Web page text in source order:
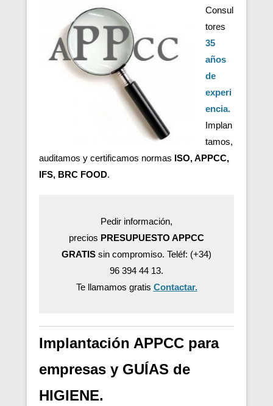
Consul
tores
35
años
de
experi
encia.
Implan
tamos,
auditamos y certificamos normas ISO, APPCC,
IFS, BRC FOOD.
Pedir información,
precios PRESUPUESTO APPCC
GRATIS sin compromiso. Teléf: (+34)
96 394 44 13.
Te llamamos gratis Contactar.
Implantación APPCC para
empresas y GUÍAS de
HIGIENE.